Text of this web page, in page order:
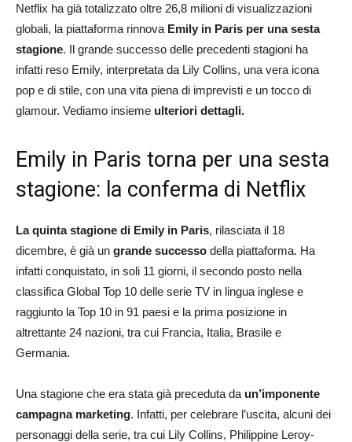
Netflix ha già totalizzato oltre 26,8 milioni di visualizzazioni
globali, la piattaforma rinnova Emily in Paris per una sesta
stagione. Il grande successo delle precedenti stagioni ha
infatti reso Emily, interpretata da Lily Collins, una vera icona
pop e di stile, con una vita piena di imprevisti e un tocco di
glamour. Vediamo insieme ulteriori dettagli.
Emily in Paris torna per una sesta
stagione: la conferma di Netflix
La quinta stagione di Emily in Paris, rilasciata il 18
dicembre, è già un grande successo della piattaforma. Ha
infatti conquistato, in soli 11 giorni, il secondo posto nella
classifica Global Top 10 delle serie TV in lingua inglese e
raggiunto la Top 10 in 91 paesi e la prima posizione in
altrettante 24 nazioni, tra cui Francia, Italia, Brasile e
Germania.
Una stagione che era stata già preceduta da un’imponente
campagna marketing. Infatti, per celebrare l’uscita, alcuni dei
personaggi della serie, tra cui Lily Collins, Philippine Leroy-